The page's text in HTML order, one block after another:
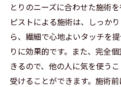
とりのニーズに合わせた施術
ピストによる施術は、しっか
ら、繊細で心地よいタッチを
りに効果的です。また、完全
きるので、他の人に気を使う
受けることができます。施術